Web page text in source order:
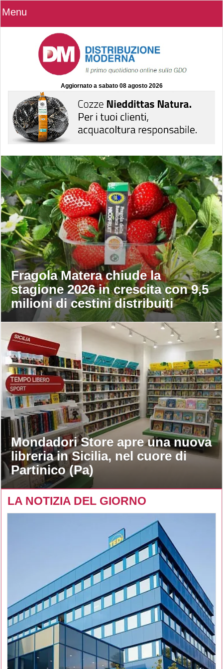
Menu
Aggiornato a sabato 08 agosto 2026
Fragola Matera chiude la
stagione 2026 in crescita con 9,5
milioni di cestini distribuiti
Mondadori Store apre una nuova
libreria in Sicilia, nel cuore di
Partinico (Pa)
LA NOTIZIA DEL GIORNO